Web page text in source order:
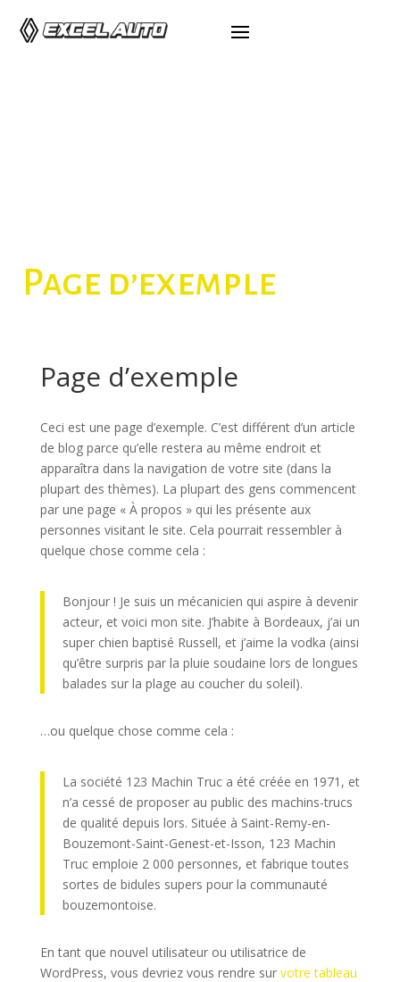
Page d’exemple
Page d’exemple
Ceci est une page d’exemple. C’est différent d’un article
de blog parce qu’elle restera au même endroit et
apparaîtra dans la navigation de votre site (dans la
plupart des thèmes). La plupart des gens commencent
par une page « À propos » qui les présente aux
personnes visitant le site. Cela pourrait ressembler à
quelque chose comme cela :
Bonjour ! Je suis un mécanicien qui aspire à devenir
acteur, et voici mon site. J’habite à Bordeaux, j’ai un
super chien baptisé Russell, et j’aime la vodka (ainsi
qu’être surpris par la pluie soudaine lors de longues
balades sur la plage au coucher du soleil).
…ou quelque chose comme cela :
La société 123 Machin Truc a été créée en 1971, et
n’a cessé de proposer au public des machins-trucs
de qualité depuis lors. Située à Saint-Remy-en-
Bouzemont-Saint-Genest-et-Isson, 123 Machin
Truc emploie 2 000 personnes, et fabrique toutes
sortes de bidules supers pour la communauté
bouzemontoise.
En tant que nouvel utilisateur ou utilisatrice de
WordPress, vous devriez vous rendre sur votre tableau